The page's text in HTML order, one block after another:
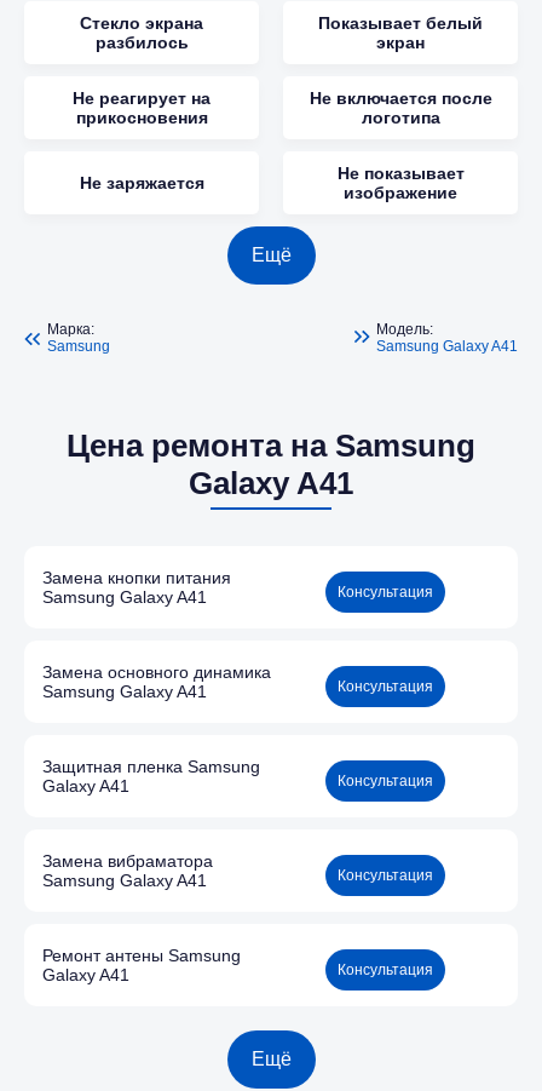
Стекло экрана
разбилось
Показывает белый
экран
Не реагирует на
прикосновения
Не включается после
логотипа
Не заряжается
Не показывает
изображение
Ещё
Марка:
Samsung
Модель:
Samsung Galaxy A41
Цена ремонта на Samsung
Galaxy A41
Замена кнопки питания
Samsung Galaxy A41
Консультация
Замена основного динамика
Samsung Galaxy A41
Консультация
Защитная пленка Samsung
Galaxy A41
Консультация
Замена вибраматора
Samsung Galaxy A41
Консультация
Ремонт антены Samsung
Galaxy A41
Консультация
Ещё